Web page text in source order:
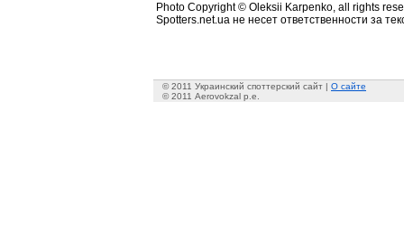
Photo Copyright © Oleksii Karpenko, all rights
Spotters.net.ua не несет ответственности за
© 2011 Украинский споттерский сайт | О сайте
© 2011 Aerovokzal p.e.